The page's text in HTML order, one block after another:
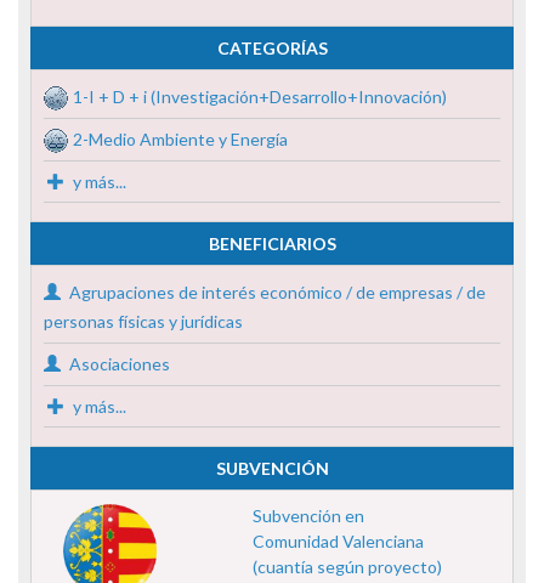
CATEGORÍAS
1-I + D + i (Investigación+Desarrollo+Innovación)
2-Medio Ambiente y Energía
y más...
BENEFICIARIOS
Agrupaciones de interés económico / de empresas / de
personas físicas y jurídicas
Asociaciones
y más...
SUBVENCIÓN
Subvención en
Comunidad Valenciana
(cuantía según proyecto)